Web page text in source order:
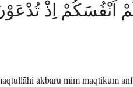
اَنْفُسَكُمْ اِذْ
akbaru mim maqtikum